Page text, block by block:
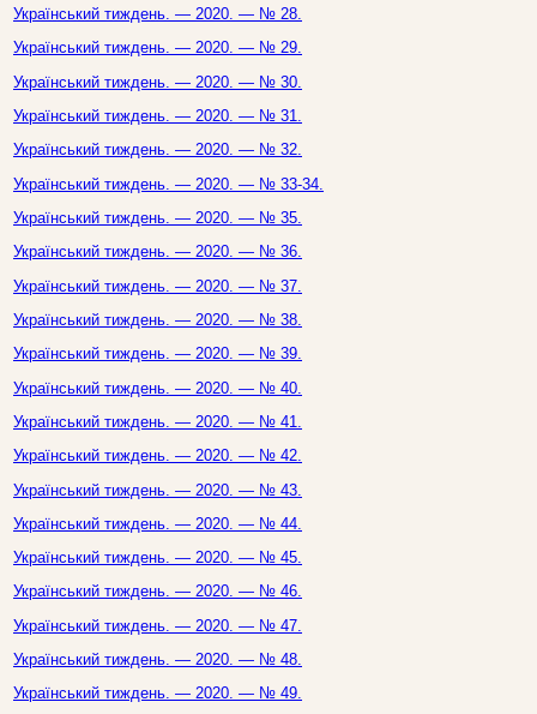
Український тиждень. — 2020. — № 28.
Український тиждень. — 2020. — № 29.
Український тиждень. — 2020. — № 30.
Український тиждень. — 2020. — № 31.
Український тиждень. — 2020. — № 32.
Український тиждень. — 2020. — № 33-34.
Український тиждень. — 2020. — № 35.
Український тиждень. — 2020. — № 36.
Український тиждень. — 2020. — № 37.
Український тиждень. — 2020. — № 38.
Український тиждень. — 2020. — № 39.
Український тиждень. — 2020. — № 40.
Український тиждень. — 2020. — № 41.
Український тиждень. — 2020. — № 42.
Український тиждень. — 2020. — № 43.
Український тиждень. — 2020. — № 44.
Український тиждень. — 2020. — № 45.
Український тиждень. — 2020. — № 46.
Український тиждень. — 2020. — № 47.
Український тиждень. — 2020. — № 48.
Український тиждень. — 2020. — № 49.